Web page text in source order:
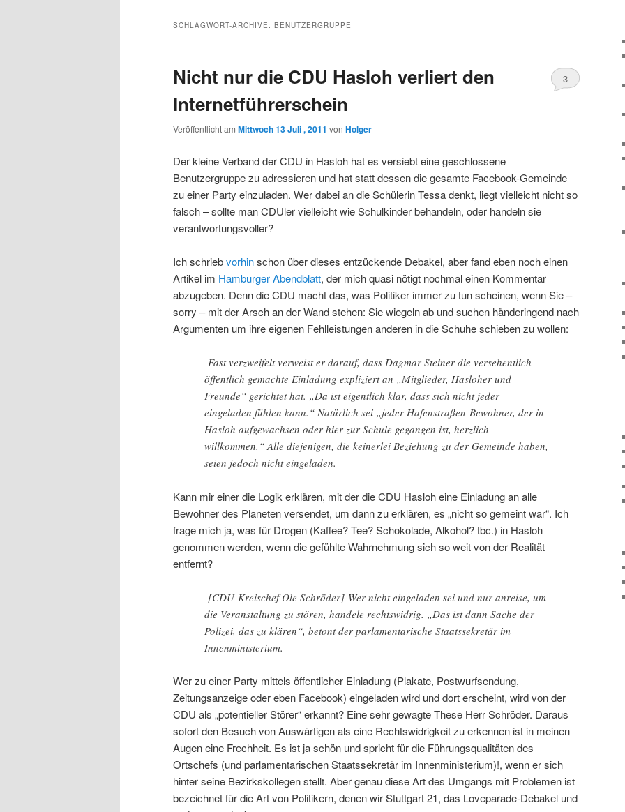
wechseln
SCHLAGWORT-ARCHIVE: BENUTZERGRUPPE
Nicht nur die CDU Hasloh verliert den
Internetführerschein
Veröffentlicht am Mittwoch 13 Juli , 2011 von Holger
3
Der kleine Verband der CDU in Hasloh hat es versiebt eine geschlossene
Benutzergruppe zu adressieren und hat statt dessen die gesamte Facebook-Gemeinde
zu einer Party einzuladen. Wer dabei an die Schülerin Tessa denkt, liegt vielleicht nicht so
falsch – sollte man CDUler vielleicht wie Schulkinder behandeln, oder handeln sie
verantwortungsvoller?
Ich schriebvorhinschon über dieses entzückende Debakel, aber fand eben noch einen
Artikel im Hamburger Abendblatt, der mich quasi nötigt nochmal einen Kommentar
abzugeben. Denn die CDU macht das, was Politiker immer zu tun scheinen, wenn Sie –
sorry – mit der Arsch an der Wand stehen: Sie wiegeln ab und suchen händeringend nach
Argumenten um ihre eigenen Fehlleistungen anderen in die Schuhe schieben zu wollen:
Fast verzweifelt verweist er darauf, dass Dagmar Steiner die versehentlich
öffentlich gemachte Einladung expliziert an „Mitglieder, Hasloher und
Freunde“ gerichtet hat. „Da ist eigentlich klar, dass sich nicht jeder
eingeladen fühlen kann.“ Natürlich sei „jeder Hafenstraßen-Bewohner, der in
Hasloh aufgewachsen oder hier zur Schule gegangen ist, herzlich
willkommen.“ Alle diejenigen, die keinerlei Beziehung zu der Gemeinde haben,
seien jedoch nicht eingeladen.
Kann mir einer die Logik erklären, mit der die CDU Hasloh eine Einladung an alle
Bewohner des Planeten versendet, um dann zu erklären, es „nicht so gemeint war“. Ich
frage mich ja, was für Drogen (Kaffee? Tee? Schokolade, Alkohol? tbc.) in Hasloh
genommen werden, wenn die gefühlte Wahrnehmung sich so weit von der Realität
entfernt?
[CDU-Kreischef Ole Schröder] Wer nicht eingeladen sei und nur anreise, um
die Veranstaltung zu stören, handele rechtswidrig. „Das ist dann Sache der
Polizei, das zu klären“, betont der parlamentarische Staatssekretär im
Innenministerium.
Wer zu einer Party mittels öffentlicher Einladung (Plakate, Postwurfsendung,
Zeitungsanzeige oder eben Facebook) eingeladen wird und dort erscheint, wird von der
CDU als „potentieller Störer“ erkannt? Eine sehr gewagte These Herr Schröder. Daraus
sofort den Besuch von Auswärtigen als eine Rechtswidrigkeit zu erkennen ist in meinen
Augen eine Frechheit. Es ist ja schön und spricht für die Führungsqualitäten des
Ortschefs (und parlamentarischen Staatssekretär im Innenministerium)!, wenn er sich
hinter seine Bezirkskollegen stellt. Aber genau diese Art des Umgangs mit Problemen ist
bezeichnet für die Art von Politikern, denen wir Stuttgart 21, das Loveparade-Debakel und